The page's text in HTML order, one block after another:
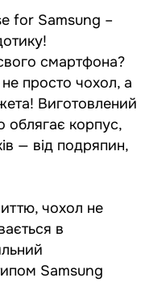
for Samsung –
смартфона?
просто чохол, а
Виготовлений
облягає корпус,
— від подряпин,
чохол не
в
Samsung